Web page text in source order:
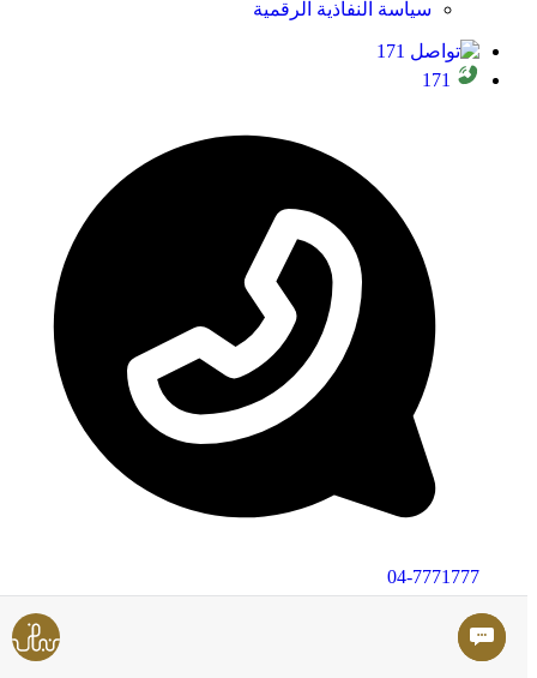
سياسة النفاذية الرقمية
171
04-7771777